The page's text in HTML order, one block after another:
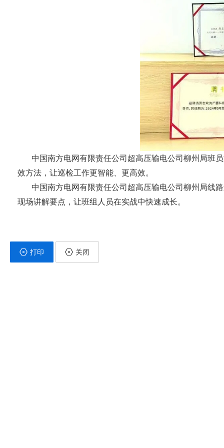
中国南方电网有限责任公司超高压输电公司柳州局班
效方法，让巡检工作更智能、更高效。
中国南方电网有限责任公司超高压输电公司柳州局线
现场讲解要点，让班组人员在实战中快速成长。
打印 关闭